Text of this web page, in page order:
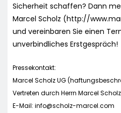
Sicherheit schaffen? Dann
Marcel Scholz (http://
und vereinbaren Sie einen
unverbindliches Erstgespräch!
Pressekontakt:
Marcel Scholz UG
Vertreten durch Herrn Marcel Scholz
E-Mail: info@scholz-marcel.com